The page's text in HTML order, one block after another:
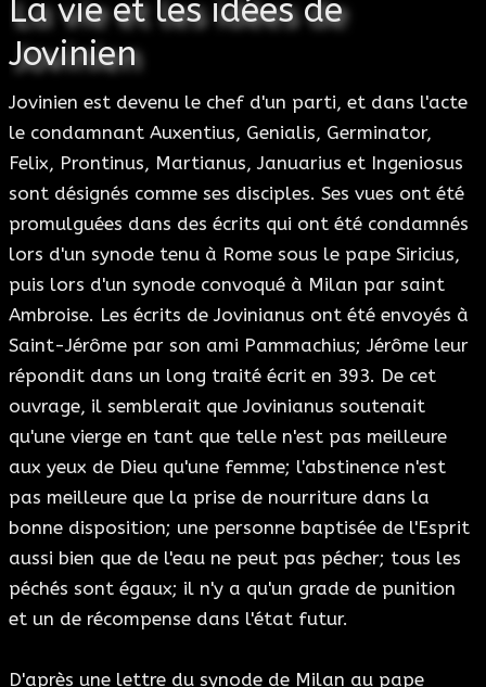
La vie et les idées de
Jovinien
Jovinien est devenu le chef d'un parti, et dans l'acte
le condamnant Auxentius, Genialis, Germinator,
Felix, Prontinus, Martianus, Januarius et Ingeniosus
sont désignés comme ses disciples. Ses vues ont été
promulguées dans des écrits qui ont été condamnés
lors d'un synode tenu à Rome sous le pape Siricius,
puis lors d'un synode convoqué à Milan par saint
Ambroise. Les écrits de Jovinianus ont été envoyés à
Saint-Jérôme par son ami Pammachius; Jérôme leur
répondit dans un long traité écrit en 393. De cet
ouvrage, il semblerait que Jovinianus soutenait
qu'une vierge en tant que telle n'est pas meilleure
aux yeux de Dieu qu'une femme; l'abstinence n'est
pas meilleure que la prise de nourriture dans la
bonne disposition; une personne baptisée de l'Esprit
aussi bien que de l'eau ne peut pas pécher; tous les
péchés sont égaux; il n'y a qu'un grade de punition
et un de récompense dans l'état futur.
D'après une lettre du synode de Milan au pape